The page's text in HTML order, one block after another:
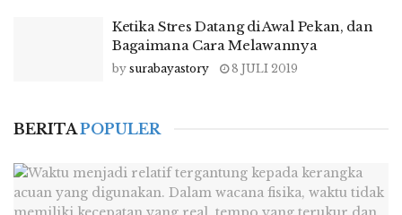
Ketika Stres Datang di Awal Pekan, dan
Bagaimana Cara Melawannya
by surabayastory 8 JULI 2019
BERITAPOPULER